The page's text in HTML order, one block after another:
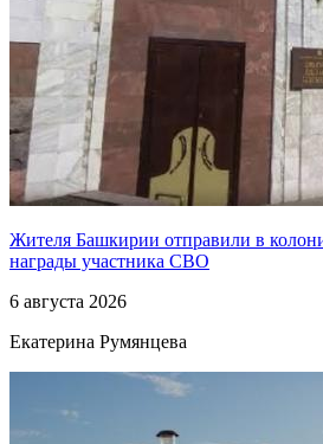
Жителя Башкирии отправили в
награды участника СВО
6 августа 2026
Екатерина Румянцева